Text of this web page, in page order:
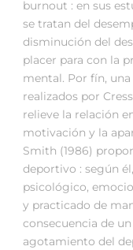
burnout : en sus
se tratan del
disminución del
placer para con la
mental. Por fín,
realizados por
relieve la relación
motivación y la
Smith (1986)
deportivo : según
psicológico,
y practicado de
consecuencia de
agotamiento del